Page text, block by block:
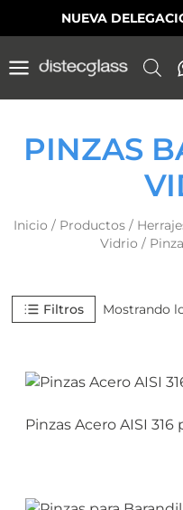
NUEVA
PINZAS
Inicio / Productos /
Vidrio /
Filtros Mostrando
Pinzas Acero AISI